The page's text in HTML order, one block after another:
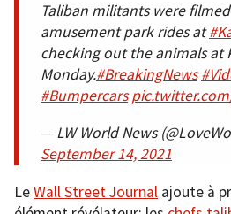
Taliban militants were
amusement park rides at
checking out the animals at
Monday.#BreakingNews
#Bumpercars
— LW World News
September 14, 2021
LeWall Street Journal ajoute à